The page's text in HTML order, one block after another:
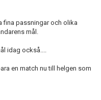
fina passningar och olika
mål.
idag också....
en match nu till helgen som